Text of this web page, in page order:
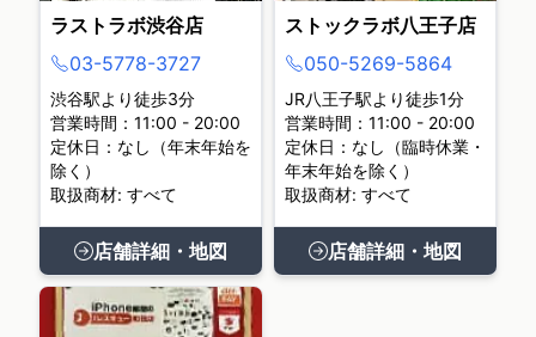
ラストラボ渋谷店
03-5778-3727
渋谷駅より徒歩3分
営業時間：11:00 - 20:00
定休日：なし（年末年始を
除く）
取扱商材: すべて
店舗詳細・地図
ストックラボ八王子店
050-5269-5864
JR八王子駅より徒歩1分
営業時間：11:00 - 20:00
定休日：なし（臨時休業・
年末年始を除く）
取扱商材: すべて
店舗詳細・地図